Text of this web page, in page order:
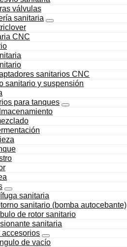
válvulas
sanitaria
CNC
sanitarios CNC
sanitario y suspensión
para tanques
sanitaria
sanitario (bomba autocebante)
de rotor sanitario
sanitaria
de vacío